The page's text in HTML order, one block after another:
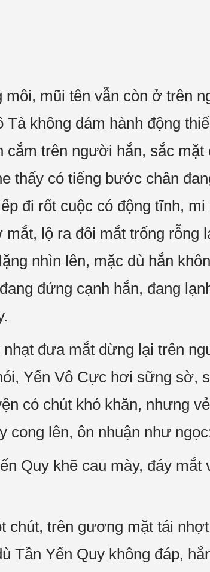
mũi tên vẫn còn ở trên
không dám hành động
cắm trên người hắn, sắc
thấy có tiếng bước chân
đi rốt cuộc có động tĩnh,
mắt, lộ ra đôi mắt trống rỗng
nhìn lên, mặc dù hắn
đứng cạnh hắn, đang
đưa mắt dừng lại trên
Yến Vô Cực hơi sững sờ,
có chút khó khăn, nhưng
cong lên, ôn nhuận như
Quy khẽ cau mày, đáy
chút, trên gương mặt tái
Tần Yến Quy không đáp,